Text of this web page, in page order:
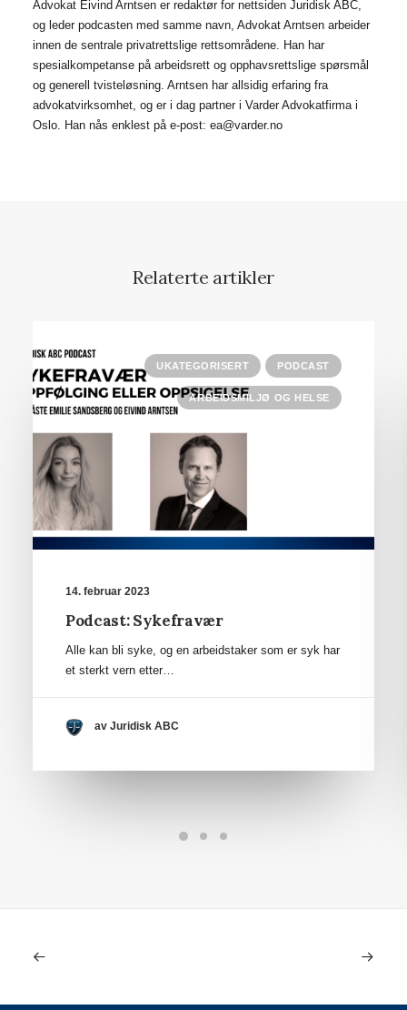
Advokat Eivind Arntsen er redaktør for nettsiden Juridisk ABC,
og leder podcasten med samme navn, Advokat Arntsen arbeider
innen de sentrale privatrettslige rettsområdene. Han har
spesialkompetanse på arbeidsrett og opphavsrettslige spørsmål
og generell tvisteløsning. Arntsen har allsidig erfaring fra
advokatvirksomhet, og er i dag partner i Varder Advokatfirma i
Oslo. Han nås enklest på e-post: ea@varder.no
Relaterte artikler
UKATEGORISERT PODCAST
ARBEIDSMILJØ OG HELSE
14. februar 2023
Podcast: Sykefravær
Alle kan bli syke, og en arbeidstaker som er syk har
et sterkt vern etter…
av Juridisk ABC